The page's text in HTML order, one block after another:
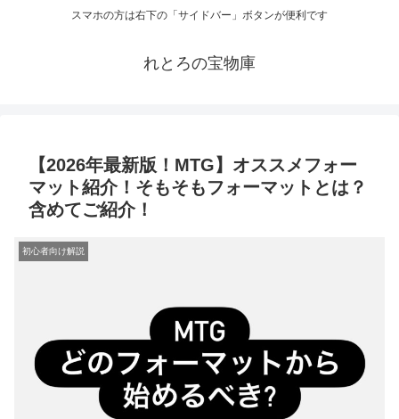
スマホの方は右下の「サイドバー」ボタンが便利です
れとろの宝物庫
【2026年最新版！MTG】オススメフォー
マット紹介！そもそもフォーマットとは？
含めてご紹介！
初心者向け解説